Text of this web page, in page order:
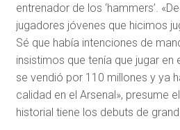
entrenador de los ‘hammers’.
jugadores jóvenes que hicimos
Sé que había intenciones de
insistimos que tenía que jugar en
se vendió por 110 millones y ya
calidad en el Arsenal», presume
historial tiene los debuts de